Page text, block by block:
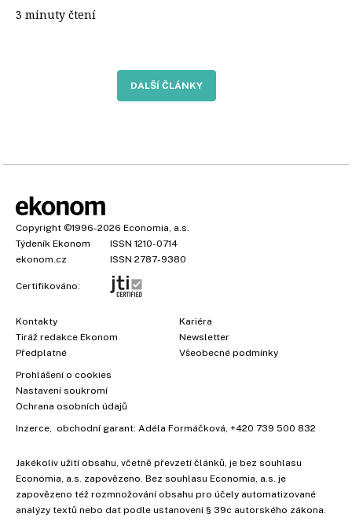
3 minuty čtení
DALŠÍ ČLÁNKY
Copyright ©1996-2026 Economia, a.s.
Týdeník Ekonom
ISSN 1210-0714
ekonom.cz
ISSN 2787-9380
Certifikováno:
Kontakty
Tiráž redakce Ekonom
Předplatné
Kariéra
Newsletter
Všeobecné podmínky
Prohlášení o cookies
Nastavení soukromí
Ochrana osobních údajů
Inzerce, obchodní garant: Adéla Formáčková, +420 739 500 832
Jakékoliv užití obsahu, včetně převzetí článků, je bez souhlasu
Economia, a.s. zapovězeno. Bez souhlasu Economia, a.s. je
zapovězeno též rozmnožování obsahu pro účely automatizované
analýzy textů nebo dat podle ustanovení § 39c autorského zákona.